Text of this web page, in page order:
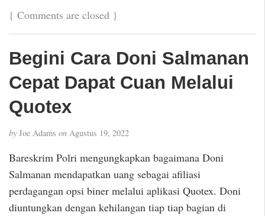
{ Comments are closed }
Begini Cara Doni Salmanan
Cepat Dapat Cuan Melalui
Quotex
by Joe Adams on Agustus 19, 2022
Bareskrim Polri mengungkapkan bagaimana Doni
Salmanan mendapatkan uang sebagai afiliasi
perdagangan opsi biner melalui aplikasi Quotex. Doni
diuntungkan dengan kehilangan tiap tiap bagian di